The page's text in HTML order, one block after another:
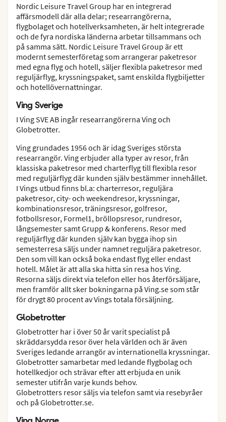
Nordic Leisure Travel Group har en integrerad
affärsmodell där alla delar; researrangörerna,
flygbolaget och hotellverksamheten, är helt integrerade
och de fyra nordiska länderna arbetar tillsammans och
på samma sätt. Nordic Leisure Travel Group är ett
modernt semesterföretag som arrangerar paketresor
med egna flyg och hotell, säljer flexibla paketresor med
reguljärflyg, kryssningspaket, samt enskilda flygbiljetter
och hotellövernattningar.
Ving Sverige
I Ving SVE AB ingår researrangörerna Ving och
Globetrotter.
Ving grundades 1956 och är idag Sveriges största
researrangör. Ving erbjuder alla typer av resor, från
klassiska paketresor med charterflyg till flexibla resor
med reguljärflyg där kunden själv bestämmer innehållet.
I Vings utbud finns bl.a: charterresor, reguljära
paketresor, city- och weekendresor, kryssningar,
kombinationsresor, träningsresor, golfresor,
fotbollsresor, Formel1, bröllopsresor, rundresor,
långsemester samt Grupp & konferens. Resor med
reguljärflyg där kunden själv kan bygga ihop sin
semesterresa säljs under namnet reguljära paketresor.
Den som vill kan också boka endast flyg eller endast
hotell. Målet är att alla ska hitta sin resa hos Ving.
Resorna säljs direkt via telefon eller hos återförsäljare,
men framför allt sker bokningarna på Ving.se som står
för drygt 80 procent av Vings totala försäljning.
Globetrotter
Globetrotter har i över 50 år varit specialist på
skräddarsydda resor över hela världen och är även
Sveriges ledande arrangör av internationella kryssningar.
Globetrotter samarbetar med ledande flygbolag och
hotellkedjor och strävar efter att erbjuda en unik
semester utifrån varje kunds behov.
Globetrotters resor säljs via telefon samt via resebyråer
och på Globetrotter.se.